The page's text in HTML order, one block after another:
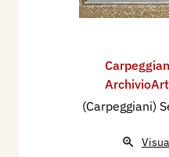
(Carpeggiani)